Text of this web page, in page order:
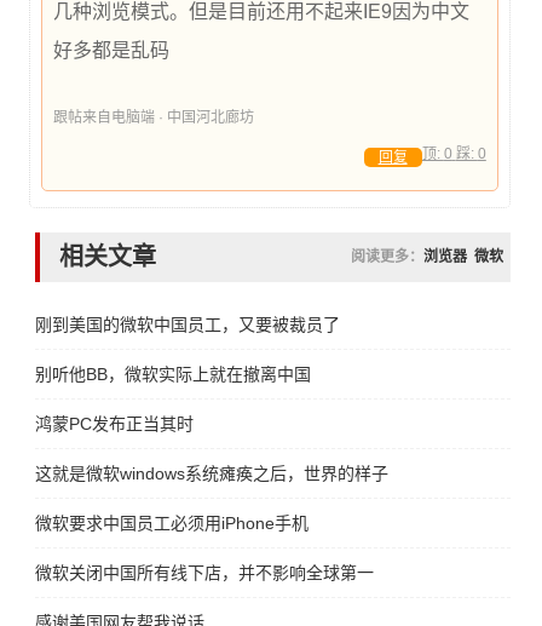
几种浏览模式。但是目前还用不起来IE9因为中文
好多都是乱码
跟帖来自电脑端 · 中国河北廊坊
顶: 0 踩: 0
回复
相关文章 阅读更多： 浏览器 微软
刚到美国的微软中国员工，又要被裁员了
别听他BB，微软实际上就在撤离中国
鸿蒙PC发布正当其时
这就是微软windows系统瘫痪之后，世界的样子
微软要求中国员工必须用iPhone手机
微软关闭中国所有线下店，并不影响全球第一